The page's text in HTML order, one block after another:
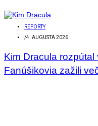
REPORTY
/4. AUGUSTA 2026
Kim Dracula
Fanúšikovia zažili